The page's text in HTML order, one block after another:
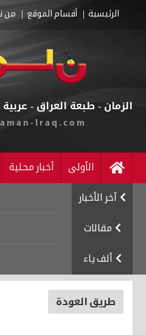
الرئيسية أقسام الموقع من
الزمان - طبعة العراق -
Iraq.com
الأولى أخبار محلية
آخر الأخبار
مقالات
ألف ياء
طريق العودة